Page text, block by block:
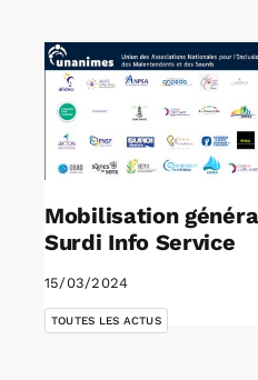
Rechercher:
Annonces emploi
Mobilisation
Surdi Info Service
15/03/2024
TOUTES LES ACTUS